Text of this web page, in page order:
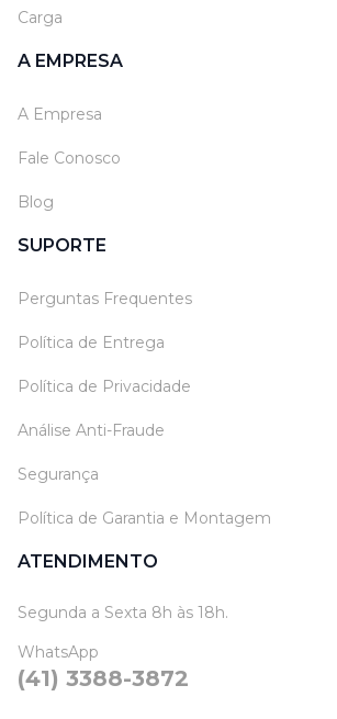
Carga
A EMPRESA
A Empresa
Fale Conosco
Blog
SUPORTE
Perguntas Frequentes
Política de Entrega
Política de Privacidade
Análise Anti-Fraude
Segurança
Política de Garantia e Montagem
ATENDIMENTO
Segunda a Sexta 8h às 18h.
WhatsApp
(41) 3388-3872